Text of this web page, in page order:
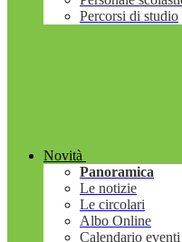
Percorsi di studio
Novità
Panoramica
Le notizie
Le circolari
Albo Online
Calendario eventi